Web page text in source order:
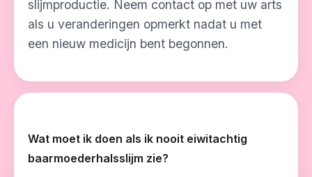
slijmproductie. Neem contact op met uw arts
als u veranderingen opmerkt nadat u met
een nieuw medicijn bent begonnen.
Wat moet ik doen als ik nooit eiwitachtig
baarmoederhalsslijm zie?